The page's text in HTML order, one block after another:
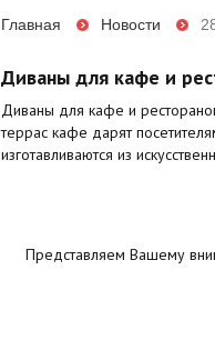
Главная Новости
Диваны для кафе и
Диваны для кафе и
террас кафе дарят
изготавливаются из
Представляем Вашему